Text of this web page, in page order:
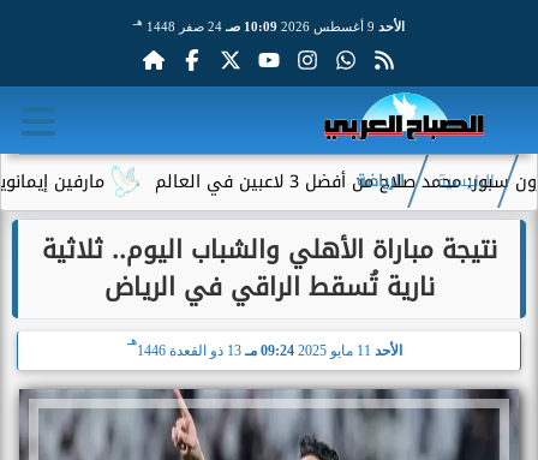
الأحد 10:09 صـ 24 صفر 1448 هـ
مارفين إيمانويل.. من أفضل 3 لاعبين في العالم
الرئيسية الرياضة
نتيجة مباراة الأهلي والشباب اليوم.. ثلاثية
نارية تُسقط الراقي في الرياض
الأحد 09:24 مـ 13 ذو القعدة 1446
هـ